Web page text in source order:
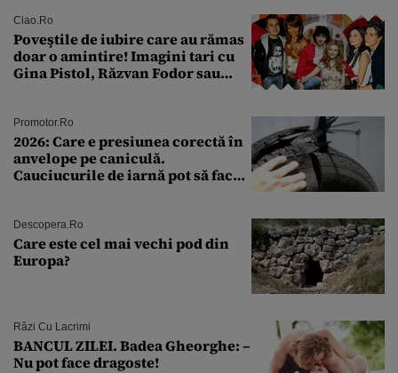
Ciao.ro
Poveştile de iubire care au rămas
doar o amintire! Imagini tari cu
Gina Pistol, Răzvan Fodor sau
Promotor.ro
2026: Care e presiunea corectă în
anvelope pe caniculă.
Cauciucurile de iarnă pot să facă
Descopera.ro
Care este cel mai vechi pod din
Europa?
Râzi Cu Lacrimi
BANCUL ZILEI. Badea Gheorghe: –
Nu pot face dragoste!